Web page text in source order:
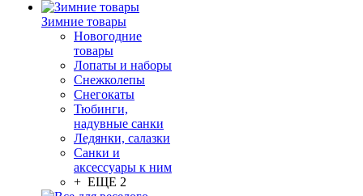
Зимние товары
Новогодние
товары
Лопаты и наборы
Снежколепы
Снегокаты
Тюбинги,
надувные санки
Ледянки, салазки
Санки и
аксессуары к ним
+ ЕЩЕ 2